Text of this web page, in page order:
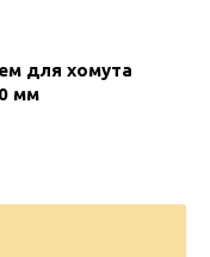
для хомута
мм